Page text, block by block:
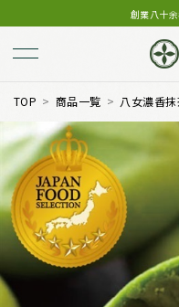
創業八十
TOP 商品一覧 八女濃香